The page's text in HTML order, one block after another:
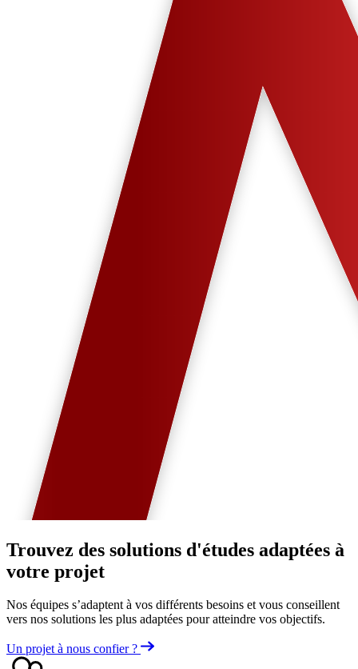
Trouvez des solutions d'études adaptées à
votre projet
Nos équipes s’adaptent à vos différents besoins et vous conseillent
vers nos solutions les plus adaptées pour atteindre vos objectifs.
Un projet à nous confier ?